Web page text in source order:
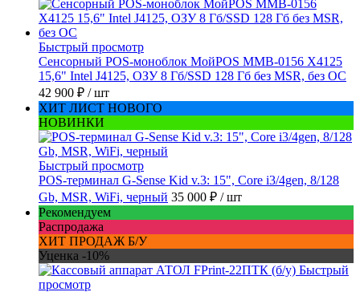
Быстрый просмотр
Сенсорный POS-моноблок МойPOS MMB-0156 X4125
15,6" Intel J4125, ОЗУ 8 Гб/SSD 128 Гб без MSR, без ОС
42 900 ₽ / шт
ХИТ ЛИСТ НОВОГО
НОВИНКИ
Быстрый просмотр
POS-терминал G-Sense Kid v.3: 15", Core i3/4gen, 8/128
Gb, MSR, WiFi, черный 35 000 ₽ / шт
Рекомендуем
Распродажа
ХИТ ПРОДАЖ Б/У
Уценка -10%
Быстрый
просмотр